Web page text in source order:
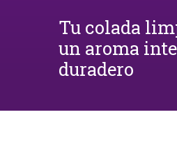
Tu colada
un aroma
duradero